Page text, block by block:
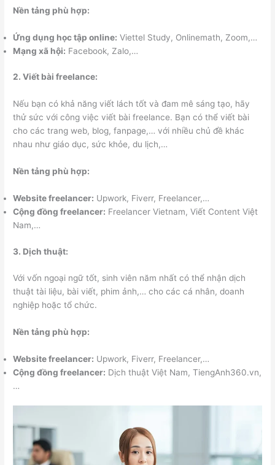
Nền tảng phù hợp:
Ứng dụng học tập online: Viettel Study, Onlinemath, Zoom,…
Mạng xã hội: Facebook, Zalo,…
2. Viết bài freelance:
Nếu bạn có khả năng viết lách tốt và đam mê sáng tạo, hãy
thử sức với công việc viết bài freelance. Bạn có thể viết bài
cho các trang web, blog, fanpage,… với nhiều chủ đề khác
nhau như giáo dục, sức khỏe, du lịch,…
Nền tảng phù hợp:
Website freelancer: Upwork, Fiverr, Freelancer,…
Cộng đồng freelancer: Freelancer Vietnam, Viết Content Việt
Nam,…
3. Dịch thuật:
Với vốn ngoại ngữ tốt, sinh viên năm nhất có thể nhận dịch
thuật tài liệu, bài viết, phim ảnh,… cho các cá nhân, doanh
nghiệp hoặc tổ chức.
Nền tảng phù hợp:
Website freelancer: Upwork, Fiverr, Freelancer,…
Cộng đồng freelancer: Dịch thuật Việt Nam, TiengAnh360.vn,
…